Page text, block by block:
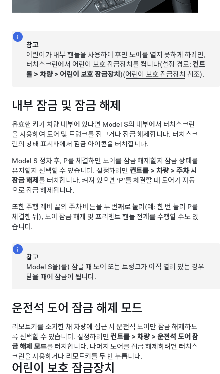
참고
어린이가 내부 핸들을 사용하여 후면 도어를 열지 못하게 하려면,
터치스크린에서 어린이 보호 잠금장치를 켭니다(설정 경로: 컨트
롤 >차량 > 어린이 보호 잠금장치)(어린이 보호 잠금장치 참조).
내부 잠금 및 잠금 해제
유효한 키가 차량 내부에 있다면 Model S의 내부에서 터치스크린
을 사용하여 도어 및 트렁크를 잠그거나 잠금 해제합니다. 터치스크
린의 상태 표시바에서 잠금 아이콘을 터치합니다.
Model S 정차 후, P를 체결하면 도어를 잠금 해제할지 잠금 상태를
유지할지 선택할 수 있습니다. 설정하려면 컨트롤 > 차량 > 주차 시
잠금 해제 를 터치합니다. 켜져 있으면 ‘P’를 체결할 때 도어가 자동
으로 잠금 해제됩니다.
또한 주행 레버 끝의 주차 버튼을 두 번째로 눌러(예: 한 번 눌러 P를
체결한 뒤), 도어 잠금 해제 및 프리젠트 핸들 전개를 수행할 수도 있
습니다.
참고
Model S을(를) 잠글 때 도어 또는 트렁크가 아직 열려 있는 경우
닫을 때에 잠금이 됩니다.
운전석 도어 잠금 해제 모드
리모트키를 소지한 채 차량에 접근 시 운전석 도어만 잠금 해제하도
록 선택할 수 있습니다. 설정하려면 컨트롤 > 차량 > 운전석 도어 잠
금 해제 모드를 터치합니다. 나머지 도어를 잠금 해제하려면 터치스
크린을 사용하거나 리모트키를 두 번 누릅니다.
어린이 보호 잠금장치